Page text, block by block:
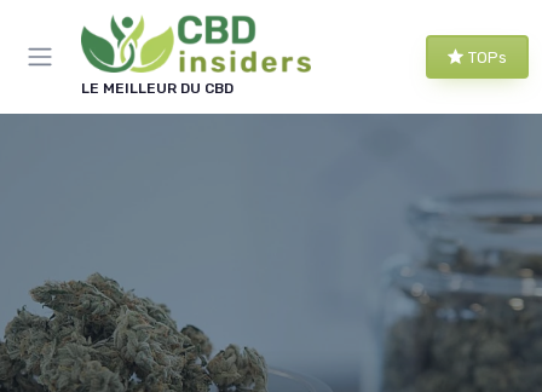
LE MEILLEUR DU CBD
TOPs
Panneau de gestion des cookies